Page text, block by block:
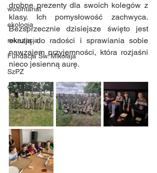
wolontariat
ekologia
rekrutacja
Fundacja Św. Mikołaja
SzPZ
Chrobry
drobne prezenty dla swoich kolegów z
klasy. Ich pomysłowość zachwyca.
Bezsprzecznie dzisiejsze święto jest
okazją do radości i sprawiania sobie
nawzajem przyjemności, która rozjaśni
nieco jesienną aurę.